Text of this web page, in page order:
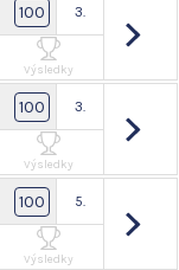
100 3.
Výsledky
100 3.
Výsledky
100 5.
Výsledky